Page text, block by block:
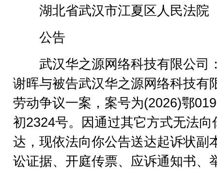
湖北省武汉市江夏区人民法院
公告
武汉华之源网络科技有限公司
谢晖与被告武汉华之源网络科技有
劳动争议一案，案号为(2026)鄂
初2324号。因通过其它方式无法向
达，现依法向你公告送达起诉状副
讼证据、开庭传票、应诉通知书、